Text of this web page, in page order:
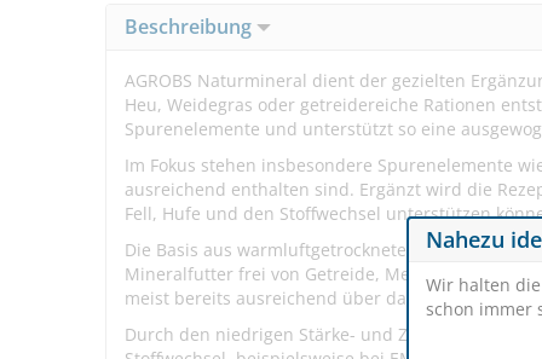
Beschreibung
AGROBS Naturmineral dient der gezielten
Heu, Weidegras oder getreidereiche Rationen
Spurenelemente und unterstützt so eine
Im Fokus stehen insbesondere Spurenelemente
ausreichend enthalten sind. Ergänzt wird die
Fell, Hufe und den Stoffwechsel unterstützen
Die Basis aus warmluftgetrockneten
Mineralfutter frei von Getreide, Melasse und
meist bereits ausreichend über das Grundfutter
Durch den niedrigen Stärke- und Zuckergehalt
Nahezu
Wir halten
schon immer